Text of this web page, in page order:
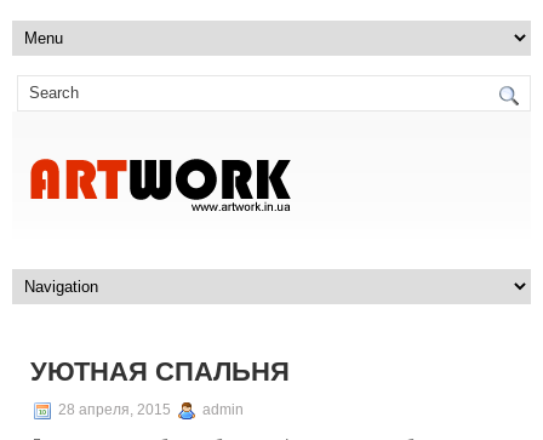
УЮТНАЯ СПАЛЬНЯ
28 апреля, 2015 admin